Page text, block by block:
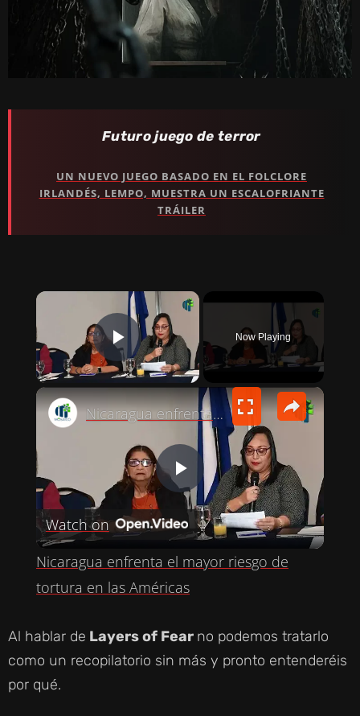
Futuro juego de terror
UN NUEVO JUEGO BASADO EN EL FOLCLORE
IRLANDÉS, LEMPO, MUESTRA UN ESCALOFRIANTE
TRÁILER
×
PLAY VIDEO
Now Playing
×
P
L
A
Y
Nicaragua enfrenta el mayor riesgo de tortura en las Américas
Watch on
Nicaragua enfrenta el mayor riesgo de
tortura en las Américas
Al hablar de Layers of Fear no podemos tratarlo
como un recopilatorio sin más y pronto entenderéis
por qué.